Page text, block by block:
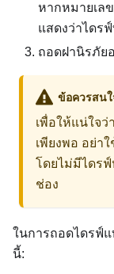
หากหมายเล
แสดงว่าไดร
ถอดฝานิรภัย
ข้อควรสน
เพื่อให้แน่ใจ
เพียงพอ อย่า
โดยไม่มีไดร
ช่อง
ในการถอดไดรฟ์
นี้: